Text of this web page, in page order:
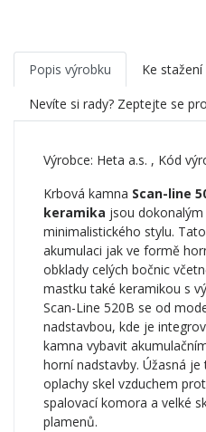
Trouba
Popis výrobku
Ke
Nevíte si rady? Zeptejte se
Výrobce: Heta a.s. , Kód
Krbová kamna Scan-line
keramika jsou
minimalistického stylu.
akumulaci jak ve formě
obklady celých bočnic
mastku také keramikou s
Scan-Line 520B se od
nadstavbou, kde je
kamna vybavit
horní nadstavby. Úžasná
oplachy skel vzduchem
spalovací komora a velké
plamenů.